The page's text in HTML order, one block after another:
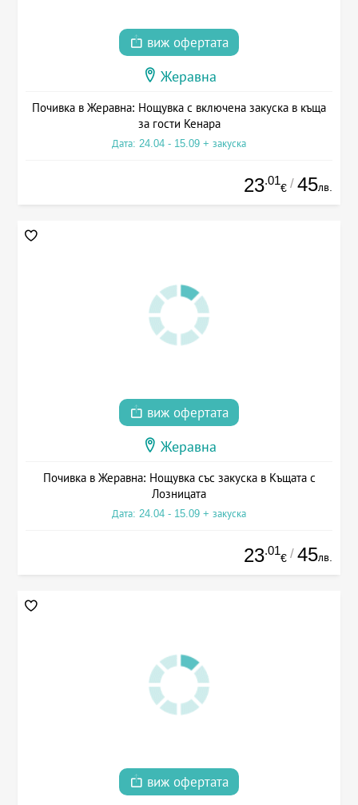
виж офертата
Жеравна
Почивка в Жеравна: Нощувка с включена закуска в къща
за гости Кенара
Дата: 24.04 - 15.09 + закуска
23.01
€ / 45лв.
виж офертата
Жеравна
Почивка в Жеравна: Нощувка със закуска в Къщата с
Лозницата
Дата: 24.04 - 15.09 + закуска
23.01
€ / 45лв.
виж офертата